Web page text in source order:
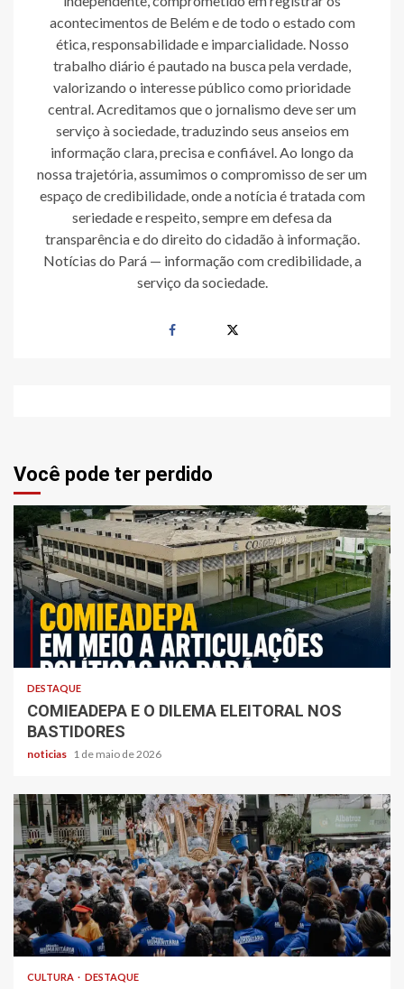
acontecimentos de Belém e de todo o estado com
ética, responsabilidade e imparcialidade. Nosso
trabalho diário é pautado na busca pela verdade,
valorizando o interesse público como prioridade
central. Acreditamos que o jornalismo deve ser um
serviço à sociedade, traduzindo seus anseios em
informação clara, precisa e confiável. Ao longo da
nossa trajetória, assumimos o compromisso de ser um
espaço de credibilidade, onde a notícia é tratada com
seriedade e respeito, sempre em defesa da
transparência e do direito do cidadão à informação.
Notícias do Pará — informação com credibilidade, a
serviço da sociedade.
Você pode ter perdido
DESTAQUE
COMIEADEPA E O DILEMA ELEITORAL NOS
BASTIDORES
noticias 1 de maio de 2026
CULTURA DESTAQUE